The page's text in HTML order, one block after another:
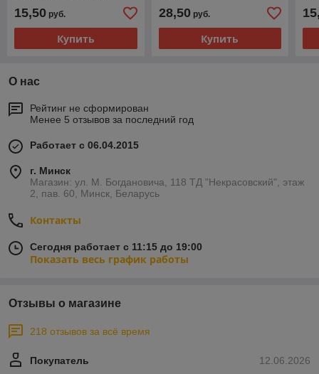
15,50 руб.
Купить
28,50руб.
Купить
О нас
Рейтинг не сформирован
Менее 5 отзывов за последний год
Работает с 06.04.2015
г. Минск
Магазин: ул. М. Богдановича, 118 ТД "Некрасовский", этаж
2, пав. 60, Минск, Беларусь
Контакты
Сегодня работает с 11:15 до 19:00
Показать весь график работы
Отзывы о магазине
218 отзывов за всё время
12.06.2026
Покупатель